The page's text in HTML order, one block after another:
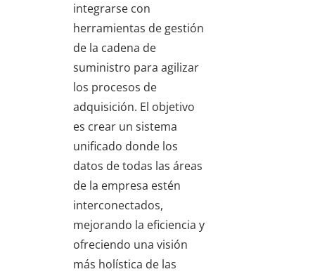
integrarse con
herramientas de gestión
de la cadena de
suministro para agilizar
los procesos de
adquisición. El objetivo
es crear un sistema
unificado donde los
datos de todas las áreas
de la empresa estén
interconectados,
mejorando la eficiencia y
ofreciendo una visión
más holística de las